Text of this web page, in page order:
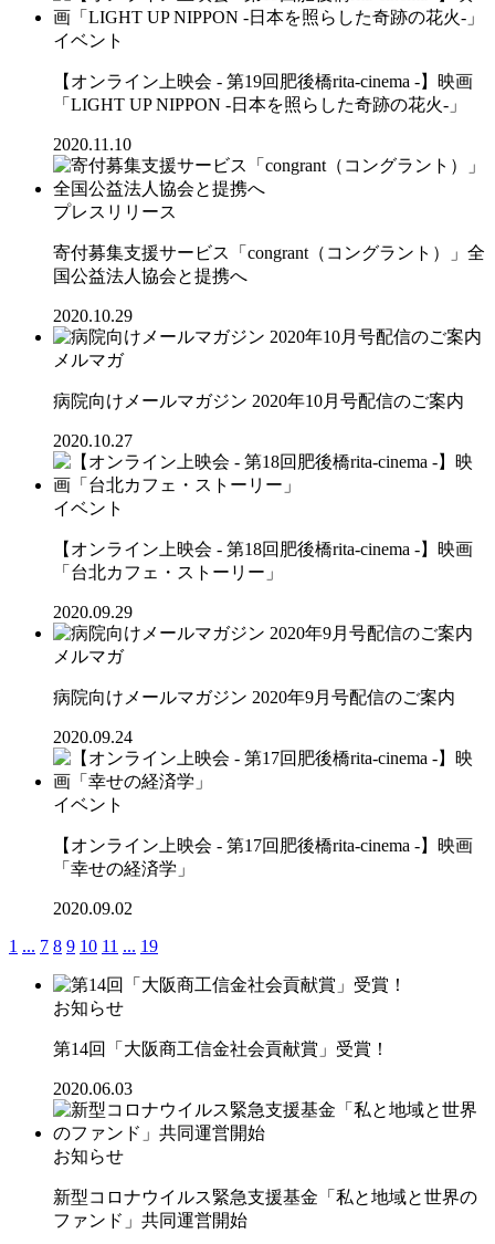
イベント
【オンライン上映会 - 第19回肥後橋rita-cinema -】映画
「LIGHT UP NIPPON -日本を照らした奇跡の花火-」
2020.11.10
プレスリリース
寄付募集支援サービス「congrant（コングラント）」全
国公益法人協会と提携へ
2020.10.29
メルマガ
病院向けメールマガジン 2020年10月号配信のご案内
2020.10.27
イベント
【オンライン上映会 - 第18回肥後橋rita-cinema -】映画
「台北カフェ・ストーリー」
2020.09.29
メルマガ
病院向けメールマガジン 2020年9月号配信のご案内
2020.09.24
イベント
【オンライン上映会 - 第17回肥後橋rita-cinema -】映画
「幸せの経済学」
2020.09.02
1 ... 7 8 9 10 11 ... 19
お知らせ
第14回「大阪商工信金社会貢献賞」受賞！
2020.06.03
お知らせ
新型コロナウイルス緊急支援基金「私と地域と世界の
ファンド」共同運営開始